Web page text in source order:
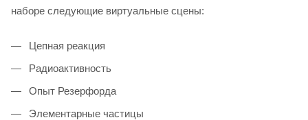
наборе следующие виртуальные сцены:
Цепная реакция
Радиоактивность
Опыт Резерфорда
Элементарные частицы